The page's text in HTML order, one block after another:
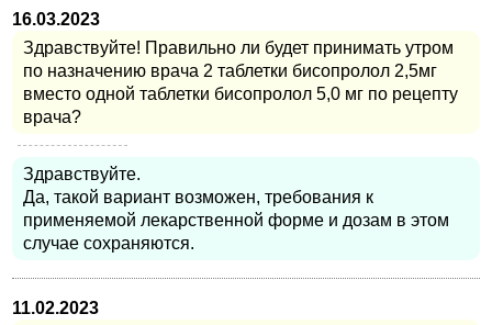
16.03.2023
Здравствуйте! Правильно ли будет принимать утром
по назначению врача 2 таблетки бисопролол 2,5мг
вместо одной таблетки бисопролол 5,0 мг по рецепту
врача?
Здравствуйте.
Да, такой вариант возможен, требования к
применяемой лекарственной форме и дозам в этом
случае сохраняются.
11.02.2023